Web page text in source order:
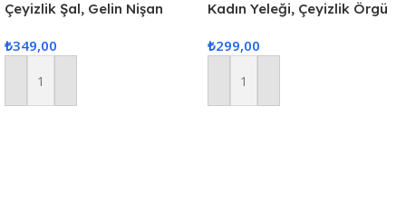
Çeyizlik Şal, Gelin Nişan
₺349,00
Sepete Ekle
Kadın Yeleği, Çeyizlik Örgü
Yeleği, Nişan&Çeyiz Yelekleri
₺299,00
Sepete Ekle